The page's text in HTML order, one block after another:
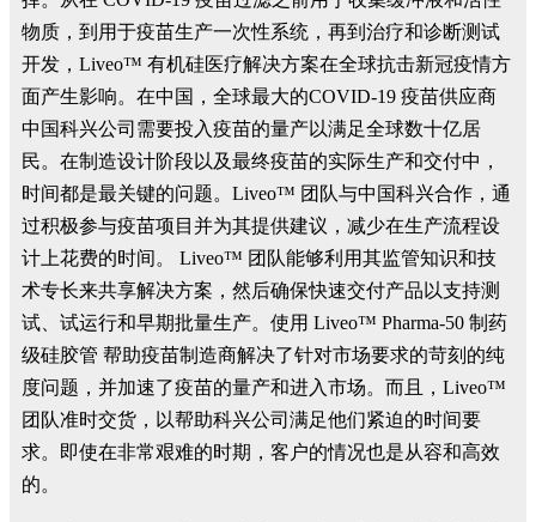
物质，到用于疫苗生产一次性系统，再到治疗和诊断测试
开发，Liveo™ 有机硅医疗解决方案在全球抗击新冠疫情方
面产生影响。在中国，全球最大的COVID-19 疫苗供应商
中国科兴公司需要投入疫苗的量产以满足全球数十亿居
民。在制造设计阶段以及最终疫苗的实际生产和交付中，
时间都是最关键的问题。Liveo™ 团队与中国科兴合作，通
过积极参与疫苗项目并为其提供建议，减少在生产流程设
计上花费的时间。 Liveo™ 团队能够利用其监管知识和技
术专长来共享解决方案，然后确保快速交付产品以支持测
试、试运行和早期批量生产。使用 Liveo™ Pharma-50 制药
级硅胶管 帮助疫苗制造商解决了针对市场要求的苛刻的纯
度问题，并加速了疫苗的量产和进入市场。而且，Liveo™
团队准时交货，以帮助科兴公司满足他们紧迫的时间要
求。即使在非常艰难的时期，客户的情况也是从容和高效
的。